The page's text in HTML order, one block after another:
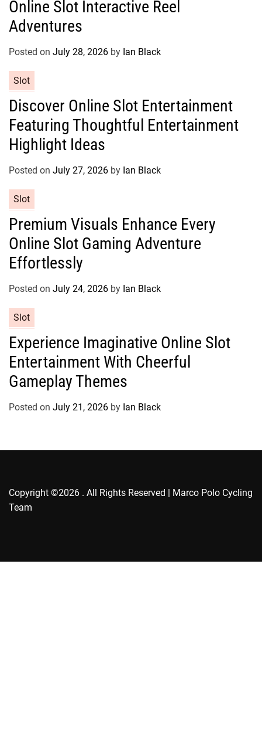
e
g
o
r
s
Online Slot Interactive Reel
Adventures
Posted on July 28, 2026 by Ian Black
a
e
g
o
r
s
Slot
Discover Online Slot Entertainment
Featuring Thoughtful Entertainment
Highlight Ideas
Posted on July 27, 2026 by Ian Black
a
e
g
o
r
s
Slot
Premium Visuals Enhance Every
Online Slot Gaming Adventure
Effortlessly
Posted on July 24, 2026 by Ian Black
a
e
g
o
r
Slot
Experience Imaginative Online Slot
Entertainment With Cheerful
Gameplay Themes
Posted on July 21, 2026 by Ian Black
Copyright ©2026 . All Rights Reserved | Marco Polo Cycling
Team